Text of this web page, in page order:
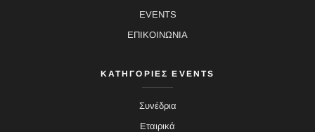
EVENTS
ΕΠΙΚΟΙΝΩΝΙΑ
ΚΑΤΗΓΟΡΙΕΣ EVENTS
Συνέδρια
Εταιρικά